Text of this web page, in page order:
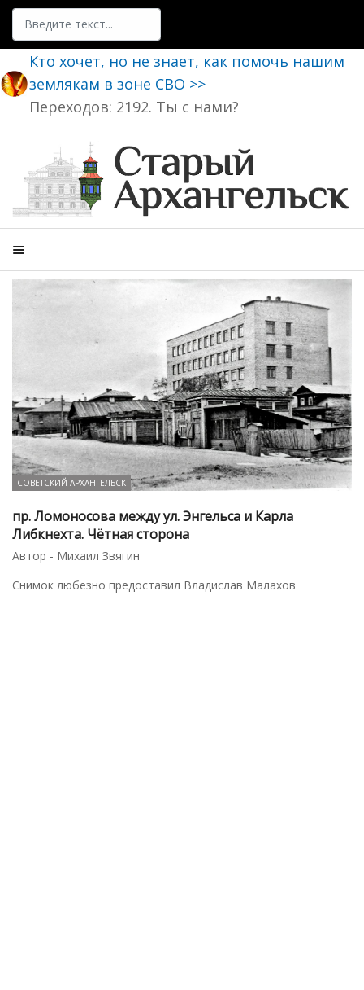
Поиск
Кто хочет, но не знает, как помочь нашим
землякам в зоне СВО >>
Переходов: 2192. Ты с нами?
СОВЕТСКИЙ АРХАНГЕЛЬСК
пр. Ломоносова между ул. Энгельса и Карла
Либкнехта. Чётная сторона
Автор - Михаил Звягин
Снимок любезно предоставил Владислав Малахов